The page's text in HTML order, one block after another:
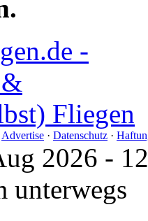
Advertise · Datenschutz ·
2026 -
unterwegs